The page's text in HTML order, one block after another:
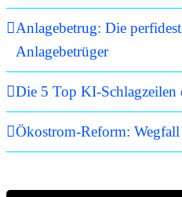
Anlagebetrug: Die
Anlagebetrüger
Die 5 Top KI-
Ökostrom-Reform: